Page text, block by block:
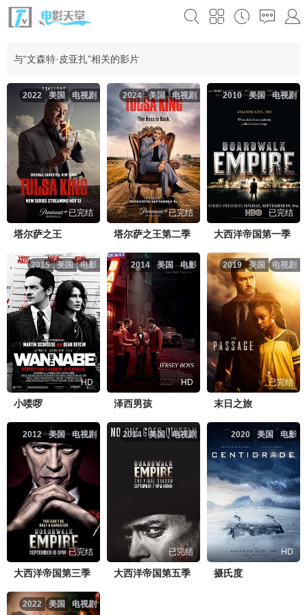
与“文森特·皮亚扎”相关的影片
电视剧
美国
2022
已完结
塔尔萨之王
电视剧
美国
2024
已完结
塔尔萨之王第二季
电视剧
美国
2010
已完结
大西洋帝国第一季
电影
美国
2015
HD
小喽啰
电影
美国
2014
HD
泽西男孩
电视剧
美国
2019
已完结
末日之旅
电视剧
美国
2012
已完结
大西洋帝国第三季
电视剧
美国
2014
已完结
大西洋帝国第五季
电影
美国
2020
HD
摄氏度
电视剧
美国
2022